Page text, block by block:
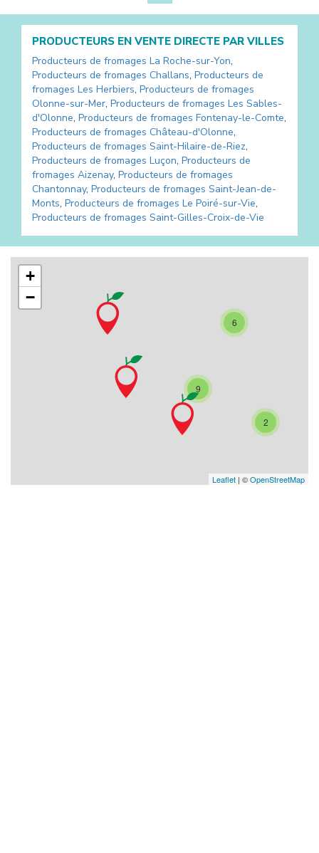
PRODUCTEURS EN VENTE DIRECTE PAR VILLES
Producteurs de fromages La Roche-sur-Yon,
Producteurs de fromages Challans, Producteurs de
fromages Les Herbiers, Producteurs de fromages
Olonne-sur-Mer, Producteurs de fromages Les Sables-
d'Olonne, Producteurs de fromages Fontenay-le-Comte,
Producteurs de fromages Château-d'Olonne,
Producteurs de fromages Saint-Hilaire-de-Riez,
Producteurs de fromages Luçon, Producteurs de
fromages Aizenay, Producteurs de fromages
Chantonnay, Producteurs de fromages Saint-Jean-de-
Monts, Producteurs de fromages Le Poiré-sur-Vie,
Producteurs de fromages Saint-Gilles-Croix-de-Vie
9
6
2
+
−
Leaflet | ©OpenStreetMap